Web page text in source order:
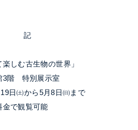
記
しむ古生物の世界」
階 特別展示室
日㈯から5月8日㈰まで
で観覧可能